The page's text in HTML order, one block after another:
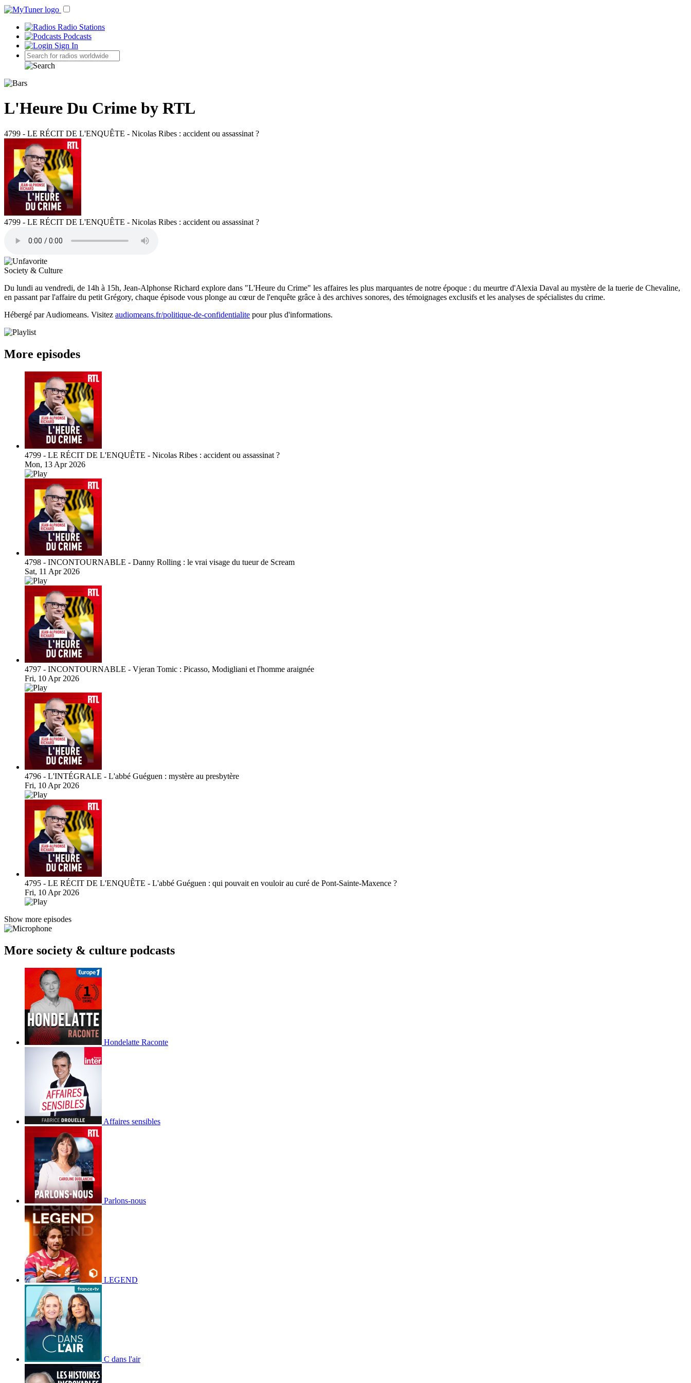
Radio Stations
Podcasts
Sign In
L'Heure Du Crime by RTL
4799 - LE RÉCIT DE L'ENQUÊTE - Nicolas Ribes : accident ou assassinat ?
4799 - LE RÉCIT DE L'ENQUÊTE - Nicolas Ribes : accident ou assassinat ?
Society & Culture
Du lundi au vendredi, de 14h à 15h, Jean-Alphonse Richard explore dans "L'Heure du Crime" les affaires les plus marquantes de notre époque : du meurtre d'Alexia Daval au mystère de la tuerie de Chevaline,
en passant par l'affaire du petit Grégory, chaque épisode vous plonge au cœur de l'enquête grâce à des archives sonores, des témoignages exclusifs et les analyses de spécialistes du crime.
Hébergé par Audiomeans. Visitez audiomeans.fr/politique-de-confidentialite pour plus d'informations.
More episodes
4799 - LE RÉCIT DE L'ENQUÊTE - Nicolas Ribes : accident ou assassinat ?
Mon, 13 Apr 2026
4798 - INCONTOURNABLE - Danny Rolling : le vrai visage du tueur de Scream
Sat, 11 Apr 2026
4797 - INCONTOURNABLE - Vjeran Tomic : Picasso, Modigliani et l'homme araignée
Fri, 10 Apr 2026
4796 - L'INTÉGRALE - L'abbé Guéguen : mystère au presbytère
Fri, 10 Apr 2026
4795 - LE RÉCIT DE L'ENQUÊTE - L'abbé Guéguen : qui pouvait en vouloir au curé de Pont-Sainte-Maxence ?
Fri, 10 Apr 2026
Show more episodes
More society & culture podcasts
Hondelatte Raconte
Affaires sensibles
Parlons-nous
LEGEND
C dans l'air